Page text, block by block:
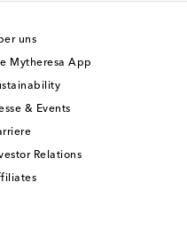
uns
Mytheresa App
& Events
Relations